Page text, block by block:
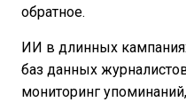
обратное.
ИИ в длинных
баз данных
мониторинг